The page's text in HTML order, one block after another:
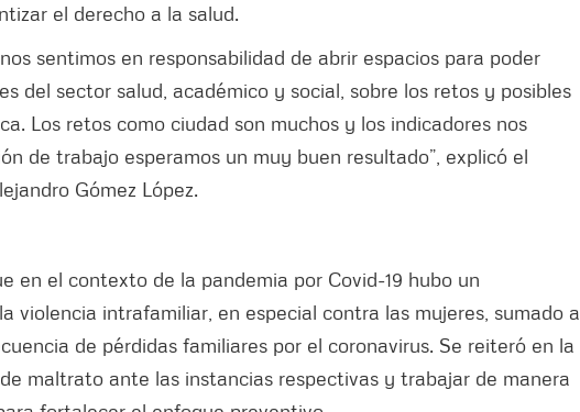
el derecho a la salud.
sentimos en responsabilidad de abrir espacios para poder
del sector salud, académico y social, sobre los retos y posibles
Los retos como ciudad son muchos y los indicadores nos
de trabajo esperamos un muy buen resultado”, explicó el
Gómez López.
en el contexto de la pandemia por Covid-19 hubo un
violencia intrafamiliar, en especial contra las mujeres, sumado a
de pérdidas familiares por el coronavirus. Se reiteró en la
maltrato ante las instancias respectivas y trabajar de manera